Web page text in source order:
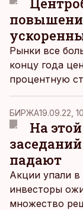
Рынки все
концу года
процентную
Financial Times.
БИРЖА19.09.22,
На
падают
Акции упали в
инвесторы
множество